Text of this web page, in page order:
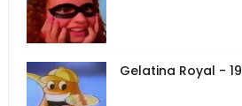
Gelatina Royal -